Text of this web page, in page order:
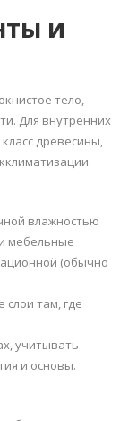
и
тело,
Для внутренних
древесины,
влажностью
мебельные
(обычно
там, где
учитывать
и основы.